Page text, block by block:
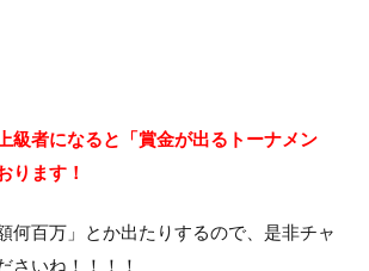
級者になると「賞金が出るトーナメン
ります！
何百万」とか出たりするので、是非チャ
さいね！！！！